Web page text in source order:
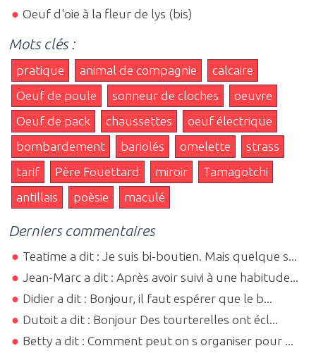
Oeuf d'oie à la fleur de lys (bis)
Mots clés :
pratique animal de compagnie
calcaire
Oeuf de poule
sonneur de cloches
oeuvre
Oeuf de pack
chaussettes
oeuf électrique
bombardement
bariolés omelette
strass
tarif
Père Fouettard miroir
Tamagotchi
antillais
poèsie maculé
Derniers commentaires
Teatime a dit : Je suis bi-boutien. Mais quelque s...
Jean-Marc a dit : Après avoir suivi à une habitude...
Didier a dit : Bonjour, il faut espérer que le b...
Dutoit a dit : Bonjour Des tourterelles ont écl...
Betty a dit : Comment peut on s organiser pour ...